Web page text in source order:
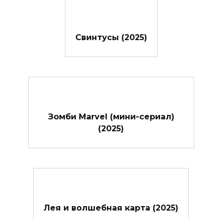
Свинтусы (2025)
Зомби Marvel (мини-сериал)
(2025)
Лея и волшебная карта (2025)